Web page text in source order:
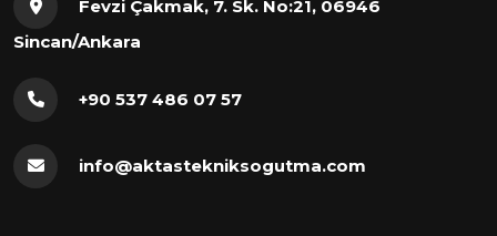
Fevzi Çakmak, 7. Sk. No:21, 06946
Sincan/Ankara
+90 537 486 07 57
info@aktastekniksogutma.com